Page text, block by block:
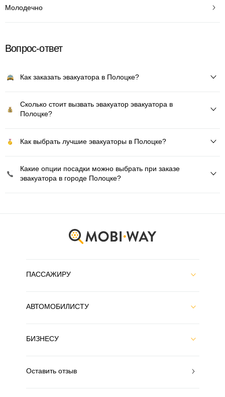
Молодечно
Вопрос-ответ
Как заказать эвакуатора в Полоцке?
Сколько стоит вызвать эвакуатор эвакуатора в
Полоцке?
Как выбрать лучшие эвакуаторы в Полоцке?
Какие опции посадки можно выбрать при заказе
эвакуатора в городе Полоцке?
ПАССАЖИРУ
АВТОМОБИЛИСТУ
БИЗНЕСУ
Оставить отзыв